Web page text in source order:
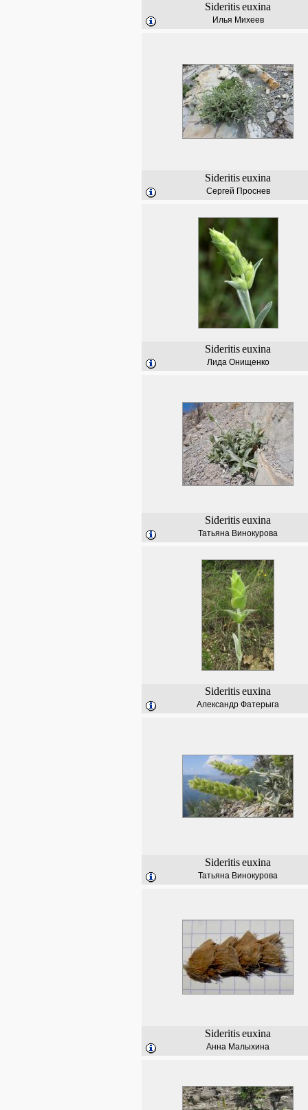
Sideritiseuxina
Илья Михеев
Sideritiseuxina
Сергей Проснев
Sideritiseuxina
Лида Онищенко
Sideritiseuxina
Татьяна Винокурова
Sideritiseuxina
Александр Фатерыга
Sideritiseuxina
Татьяна Винокурова
Sideritiseuxina
Анна Малыхина